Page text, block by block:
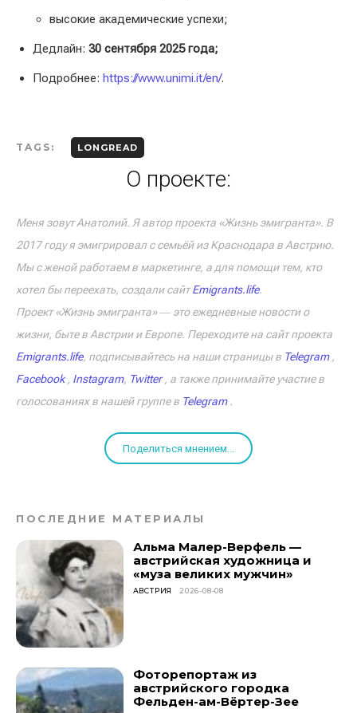
высокие академические успехи;
Дедлайн: 30 сентября 2025 года;
Подробнее: https://www.unimi.it/en/.
TAGS: LONGREAD
О проекте:
Меня зовут Анатолий. Я автор проекта «Жизнь эмигранта». В
2017 году я эмигрировал с семьёй из Краснодара в Австрию.
Мы с женой работаем в маркетинге, а для помощи тем, кто
хотел бы переехать, создали сайтEmigrants.life.
Проект «Жизнь эмигранта» ― это ежедневные новости о
жизни, быте в Австрии и Европе. Переходите на сайт проекта
Emigrants.life, подписывайтесь на наши страницы в Telegram,
Facebook, Instagram, Twitter, а также принимайте участие в
голосованиях в нашей группе в Telegram.
Поделиться мнением...
ПОСЛЕДНИЕ МАТЕРИАЛЫ
Альма Малер-Верфель —
австрийская художница и
«муза великих мужчин»
АВСТРИЯ 2026-08-08
Фоторепортаж из
австрийского городка
Фельден-ам-Вёртер-Зее